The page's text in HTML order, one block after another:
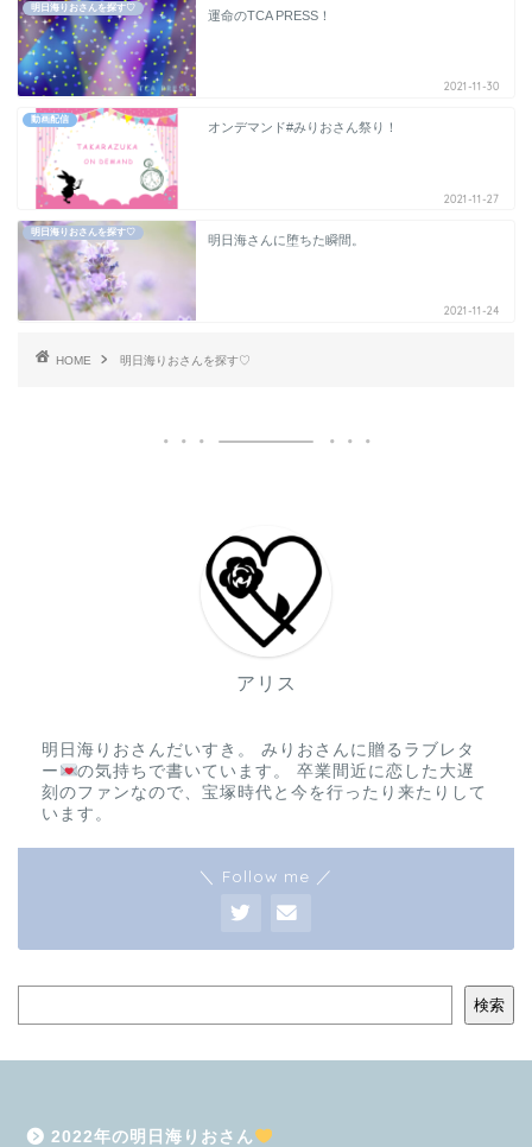
明日海りおさんを探す♡
運命のTCA PRESS！
2021-11-30
動画配信
オンデマンド#みりおさん祭り！
2021-11-27
明日海りおさんを探す♡
明日海さんに堕ちた瞬間。
2021-11-24
HOME 明日海りおさんを探す♡
アリス
明日海りおさんだいすき。 みりおさんに贈るラブレタ
ー
の気持ちで書いています。 卒業間近に恋した大遅
刻のファンなので、宝塚時代と今を行ったり来たりして
います。
＼ Follow me ／
検索
2022年の明日海りおさん